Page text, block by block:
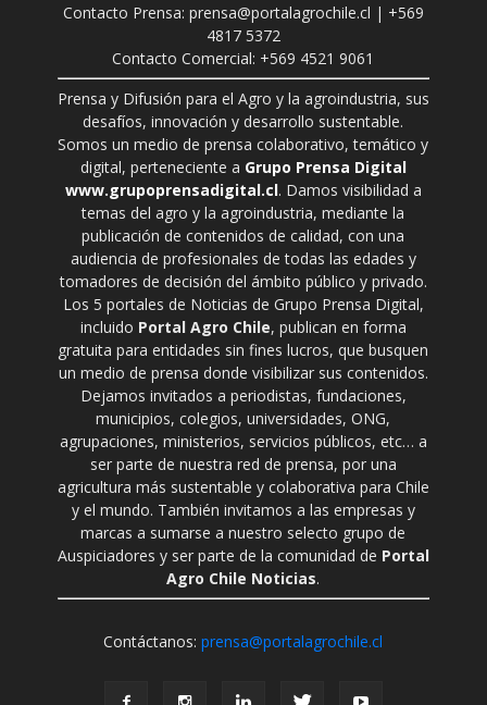
Contacto Prensa: prensa@portalagrochile.cl | +569
4817 5372
Contacto Comercial: +569 4521 9061
Prensa y Difusión para el Agro y la agroindustria, sus
desafíos, innovación y desarrollo sustentable.
Somos un medio de prensa colaborativo, temático y
digital, perteneciente a Grupo Prensa Digital
www.grupoprensadigital.cl. Damos visibilidad a
temas del agro y la agroindustria, mediante la
publicación de contenidos de calidad, con una
audiencia de profesionales de todas las edades y
tomadores de decisión del ámbito público y privado.
Los 5 portales de Noticias de Grupo Prensa Digital,
incluido Portal Agro Chile, publican en forma
gratuita para entidades sin fines lucros, que busquen
un medio de prensa donde visibilizar sus contenidos.
Dejamos invitados a periodistas, fundaciones,
municipios, colegios, universidades, ONG,
agrupaciones, ministerios, servicios públicos, etc… a
ser parte de nuestra red de prensa, por una
agricultura más sustentable y colaborativa para Chile
y el mundo. También invitamos a las empresas y
marcas a sumarse a nuestro selecto grupo de
Auspiciadores y ser parte de la comunidad de Portal
Agro Chile Noticias.
Contáctanos:prensa@portalagrochile.cl